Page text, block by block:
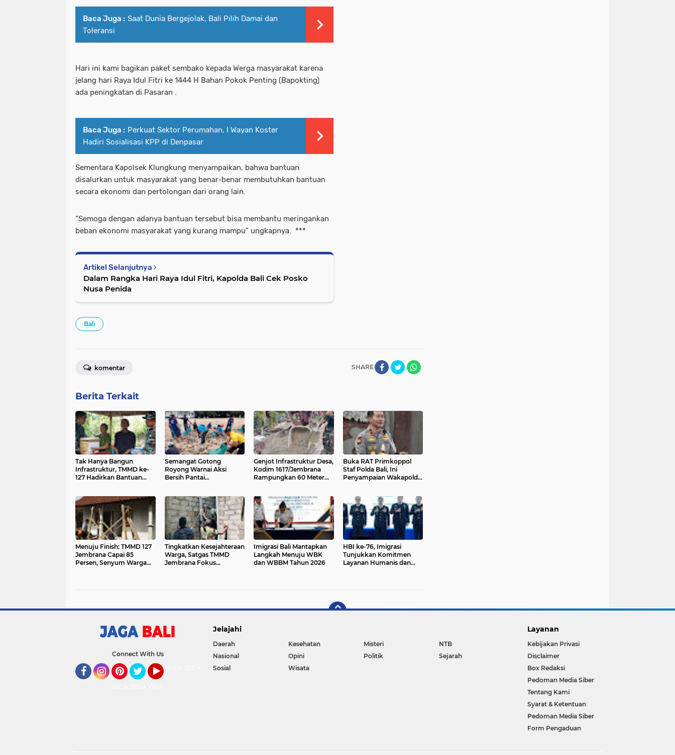
Baca Juga : Saat Dunia Bergejolak, Bali Pilih Damai dan
Toleransi
Hari ini kami bagikan paket sembako kepada Werga masyarakat karena
jelang hari Raya Idul Fitri ke 1444 H Bahan Pokok Penting (Bapokting)
ada peningkatan di Pasaran .
Baca Juga : Perkuat Sektor Perumahan, I Wayan Koster
Hadiri Sosialisasi KPP di Denpasar
Sementara Kapolsek Klungkung menyampaikan, bahwa bantuan
disalurkan untuk masyarakat yang benar-benar membutuhkan bantuan
secara ekonomi dan pertolongan dari orang lain.
“Semoga dengan adanya bantuan tersebut bisa membantu meringankan
beban ekonomi masyarakat yang kurang mampu” ungkapnya. ***
Artikel Selanjutnya
Dalam Rangka Hari Raya Idul Fitri, Kapolda Bali Cek Posko
Nusa Penida
Bali
SHARE
komentar
Berita Terkait
Tak Hanya Bangun
Infrastruktur, TMMD ke-
127 Hadirkan Bantuan
Semangat Gotong
Royong Warnai Aksi
Bersih Pantai
Genjot Infrastruktur Desa,
Kodim 1617/Jembrana
Rampungkan 60 Meter
Buka RAT Primkoppol
Staf Polda Bali, Ini
Penyampaian Wakapolda
Menuju Finish: TMMD 127
Jembrana Capai 85
Persen, Senyum Warga
Tingkatkan Kesejahteraan
Warga, Satgas TMMD
Jembrana Fokus
Imigrasi Bali Mantapkan
Langkah Menuju WBK
dan WBBM Tahun 2026
HBI ke-76, Imigrasi
Tunjukkan Komitmen
Layanan Humanis dan
Connect With Us
detikTravel
Jelajahi
Daerah Kesehatan Misteri
NTB
Nasional
Opini Politik
Sejarah
Sosial
Wisata
Layanan
Kebijakan Privasi
Disclaimer
Box Redaksi
Pedoman Media Siber
Tentang Kami
Syarat & Ketentuan
Pedoman Media Siber
Form Pengaduan